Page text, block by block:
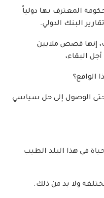
المعترف بها دولياً
إنها قصص ملايين
البقاء،
الواقع؟
حتى الوصول إلى حل سياسي
في هذا البلد الطيب
ولا بد من ذلك.